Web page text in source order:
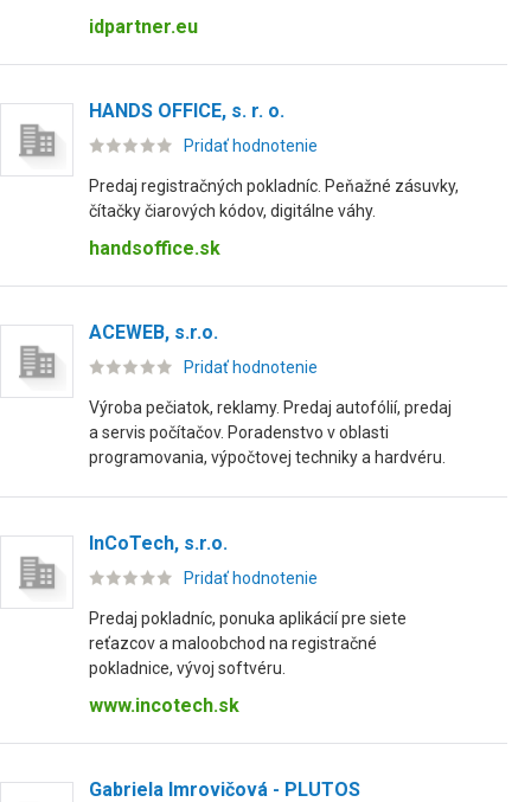
idpartner.eu
HANDS OFFICE, s. r. o.
Pridať hodnotenie
Predaj registračných pokladníc. Peňažné zásuvky,
čítačky čiarových kódov, digitálne váhy.
handsoffice.sk
ACEWEB, s.r.o.
Pridať hodnotenie
Výroba pečiatok, reklamy. Predaj autofólií, predaj
a servis počítačov. Poradenstvo v oblasti
programovania, výpočtovej techniky a hardvéru.
InCoTech, s.r.o.
Pridať hodnotenie
Predaj pokladníc, ponuka aplikácií pre siete
reťazcov a maloobchod na registračné
pokladnice, vývoj softvéru.
www.incotech.sk
Gabriela Imrovičová - PLUTOS